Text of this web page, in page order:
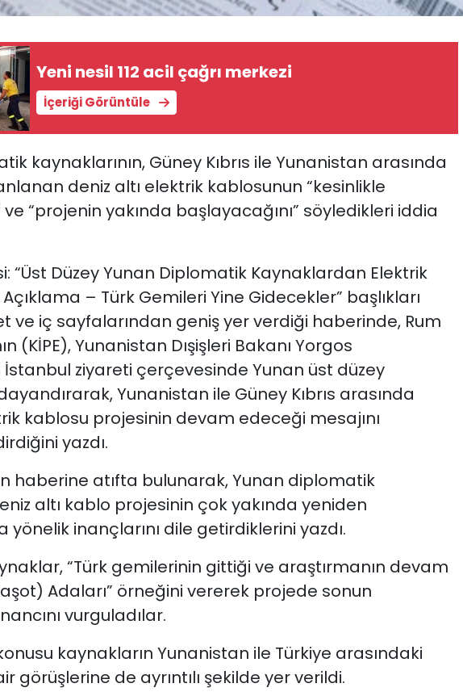
Yeni nesil 112 acil çağrı merkezi
İçeriği Görüntüle
kaynaklarının, Güney Kıbrıs ile Yunanistan arasında
deniz altı elektrik kablosunun “kesinlikle
“projenin yakında başlayacağını” söyledikleri iddia
“Üst Düzey Yunan Diplomatik Kaynaklardan Elektrik
Açıklama – Türk Gemileri Yine Gidecekler” başlıkları
ve iç sayfalarından geniş yer verdiği haberinde, Rum
(KİPE), Yunanistan Dışişleri Bakanı Yorgos
İstanbul ziyareti çerçevesinde Yunan üst düzey
Yunanistan ile Güney Kıbrıs arasında
kablosu projesinin devam edeceği mesajını
yazdı.
haberine atıfta bulunarak, Yunan diplomatik
altı kablo projesinin çok yakında yeniden
yönelik inançlarını dile getirdiklerini yazdı.
“Türk gemilerinin gittiği ve araştırmanın devam
Adaları” örneğini vererek projede sonun
vurguladılar.
kaynakların Yunanistan ile Türkiye arasındaki
görüşlerine de ayrıntılı şekilde yer verildi.